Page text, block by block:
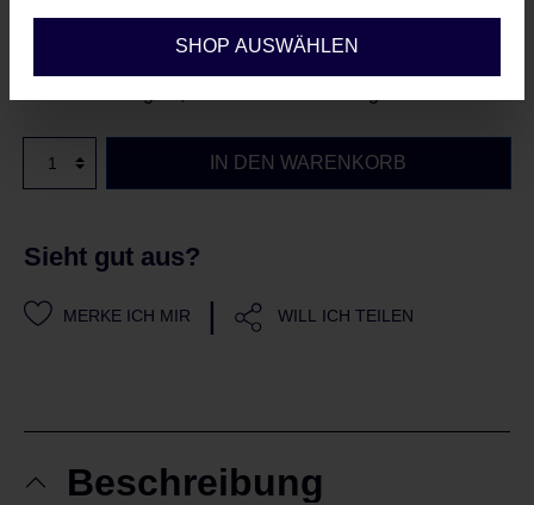
IN DEN WARENKORB
Sieht gut aus?
MERKE ICH MIR | WILL ICH TEILEN
Beschreibung
SHOP AUSWÄHLEN